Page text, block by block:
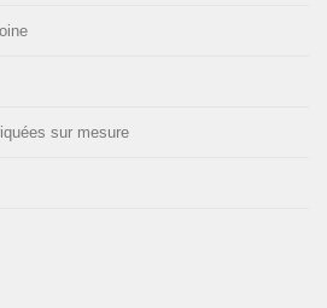
sur mesure